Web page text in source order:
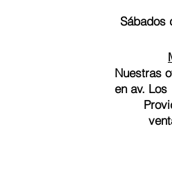
Sábados
Nuestras
en av.